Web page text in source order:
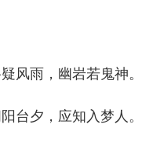
风雨，幽岩若鬼神。
台夕，应知入梦人。